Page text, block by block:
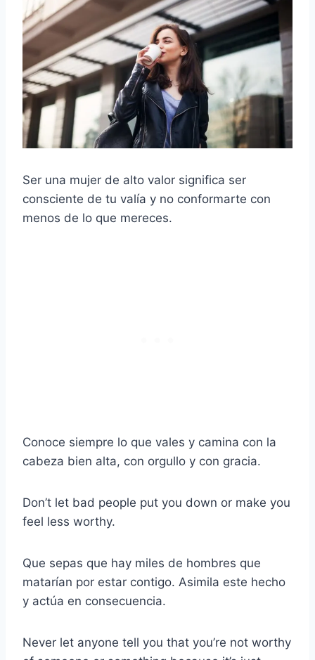
Ser una mujer de alto valor significa ser
consciente de tu valía y no conformarte con
menos de lo que mereces.
Conoce siempre lo que vales y camina con la
cabeza bien alta, con orgullo y con gracia.
Don’t let bad people put you down or make you
feel less worthy.
Que sepas que hay miles de hombres que
matarían por estar contigo. Asimila este hecho
y actúa en consecuencia.
Never let anyone tell you that you’re not worthy